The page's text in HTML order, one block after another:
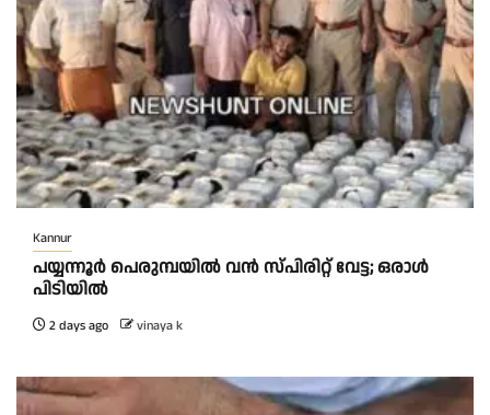
Kannur
പയ്യന്നൂർ പെരുമ്പയിൽ വൻ സ്‌പിരിറ്റ് വേട്ട; ഒരാൾ
പിടിയിൽ
2 days ago vinaya k